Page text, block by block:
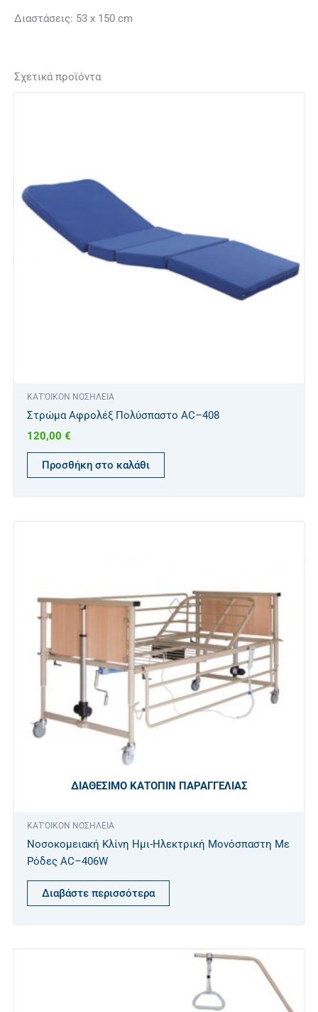
Διαστάσεις: 53 x 150 cm
Σχετικά προϊόντα
ΚΑΤ'ΟΙΚΟΝ ΝΟΣΗΛΕΙΑ
Στρώμα Αφρολέξ Πολύσπαστο AC–408
120,00 €
Προσθήκη στο καλάθι
ΔΙΑΘΈΣΙΜΟ ΚΑΤΌΠΙΝ ΠΑΡΑΓΓΕΛΊΑΣ
ΚΑΤ'ΟΙΚΟΝ ΝΟΣΗΛΕΙΑ
Νοσοκομειακή Κλίνη Ημι-Ηλεκτρική Μονόσπαστη Με
Ρόδες AC–406W
Διαβάστε περισσότερα